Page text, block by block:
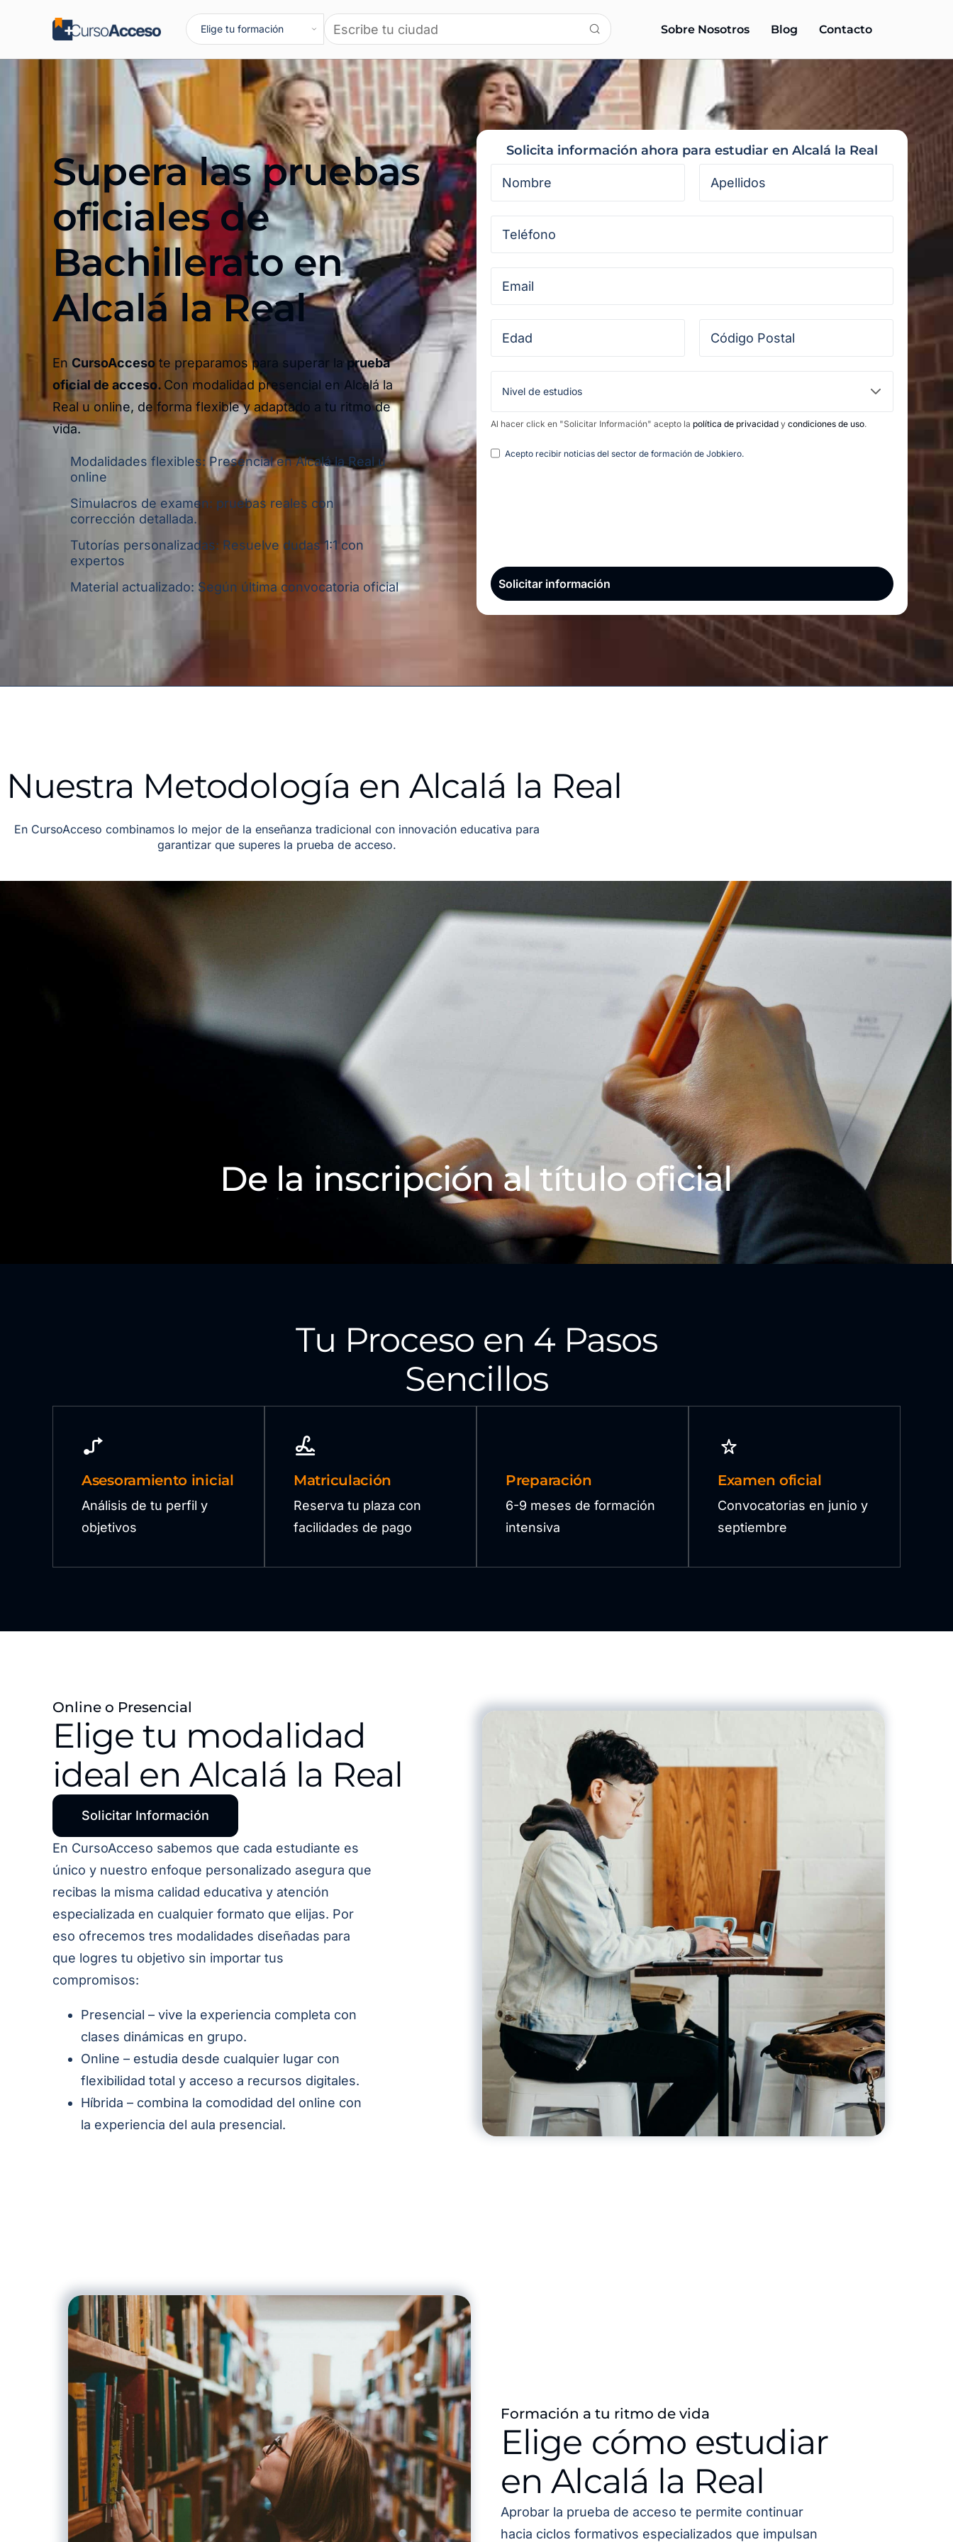
Sobre Nosotros Blog Contacto
Supera las pruebas
oficiales de
Bachillerato en
Alcalá la Real
En CursoAcceso te preparamos para superar laprueba
oficial de acceso. Con modalidad presencial en Alcalá la
Real u online, de forma flexible y adaptado a tu ritmo de
vida.
Modalidades flexibles: Presencial en Alcalá la Real u
online
Simulacros de examen: pruebas reales con
corrección detallada.
Tutorías personalizadas: Resuelve dudas 1:1 con
expertos
Material actualizado: Según última convocatoria oficial
Solicita información ahora para estudiar en Alcalá la Real
Al hacer click en "Solicitar Información" acepto la política de privacidad y condiciones de uso.
Acepto recibir noticias del sector de formación de Jobkiero.
Nuestra Metodología en Alcalá la Real
En CursoAcceso combinamos lo mejor de la enseñanza tradicional con innovación educativa para
garantizar que superes la prueba de acceso.
De la inscripción al título oficial
Tu Proceso en 4 Pasos
Sencillos
Asesoramiento inicial
Análisis de tu perfil y
objetivos
Matriculación
Reserva tu plaza con
facilidades de pago
Preparación
6-9 meses de formación
intensiva
Examen oficial
Convocatorias en junio y
septiembre
Online o Presencial
Elige tu modalidad
ideal en Alcalá la Real
Solicitar Información
En CursoAcceso sabemos que cada estudiante es
único y nuestro enfoque personalizado asegura que
recibas la misma calidad educativa y atención
especializada en cualquier formato que elijas. Por
eso ofrecemos tres modalidades diseñadas para
que logres tu objetivo sin importar tus
compromisos:
Presencial – vive la experiencia completa con
clases dinámicas en grupo.
Online – estudia desde cualquier lugar con
flexibilidad total y acceso a recursos digitales.
Híbrida – combina la comodidad del online con
la experiencia del aula presencial.
Formación a tu ritmo de vida
Elige cómo estudiar
en Alcalá la Real
Aprobar la prueba de acceso te permite continuar
hacia ciclos formativos especializados que impulsan